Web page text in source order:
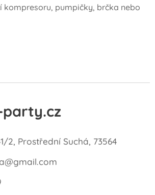
kompresoru, pumpičky, brčka nebo
party.cz
2, Prostřední Suchá, 73564